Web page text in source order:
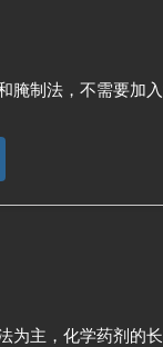
制法，不需要加入
，化学药剂的长